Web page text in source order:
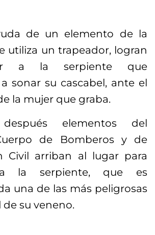
de un elemento de la
utiliza un trapeador, logran
a la serpiente que
sonar su cascabel, ante el
la mujer que graba.
elementos del
de Bomberos y de
Civil arriban al lugar para
a la serpiente, que es
una de las más peligrosas
de su veneno.